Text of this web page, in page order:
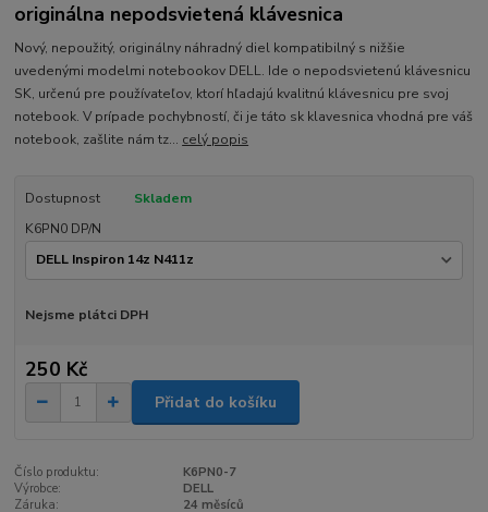
originálna nepodsvietená klávesnica
Nový, nepoužitý, originálny náhradný diel kompatibilný s nižšie
uvedenými modelmi notebookov DELL. Ide o nepodsvietenú klávesnicu
SK, určenú pre používateľov, ktorí hľadajú kvalitnú klávesnicu pre svoj
notebook. V prípade pochybností, či je táto sk klavesnica vhodná pre váš
notebook, zašlite nám tz... celý popis
Dostupnost
Skladem
K6PN0 DP/N
Nejsme plátci DPH
250 Kč
Přidat do košíku
Číslo produktu:
K6PN0-7
Výrobce:
DELL
Záruka:
24 měsíců